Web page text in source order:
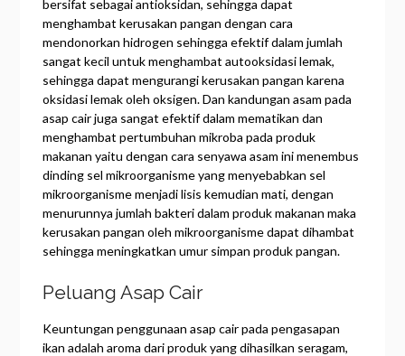
bersifat sebagai antioksidan, sehingga dapat
menghambat kerusakan pangan dengan cara
mendonorkan hidrogen sehingga efektif dalam jumlah
sangat kecil untuk menghambat autooksidasi lemak,
sehingga dapat mengurangi kerusakan pangan karena
oksidasi lemak oleh oksigen. Dan kandungan asam pada
asap cair juga sangat efektif dalam mematikan dan
menghambat pertumbuhan mikroba pada produk
makanan yaitu dengan cara senyawa asam ini menembus
dinding sel mikroorganisme yang menyebabkan sel
mikroorganisme menjadi lisis kemudian mati, dengan
menurunnya jumlah bakteri dalam produk makanan maka
kerusakan pangan oleh mikroorganisme dapat dihambat
sehingga meningkatkan umur simpan produk pangan.
Peluang Asap Cair
Keuntungan penggunaan asap cair pada pengasapan
ikan adalah aroma dari produk yang dihasilkan seragam,